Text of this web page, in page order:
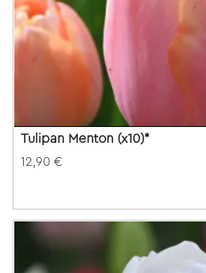
Tulipan Menton (x10)*
12,90 €